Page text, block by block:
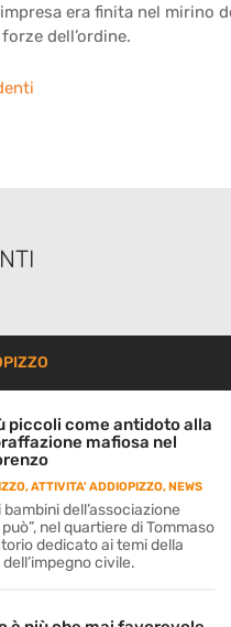
era finita nel mirino
dell’ordine.
piccoli come antidoto alla
mafiosa nel
,ATTIVITA' ADDIOPIZZO, NEWS
dell’associazione
nel quartiere di Tommaso
dedicato ai temi della
civile.